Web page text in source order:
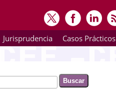
Jurisprudencia Casos Prácticos
de búsqueda